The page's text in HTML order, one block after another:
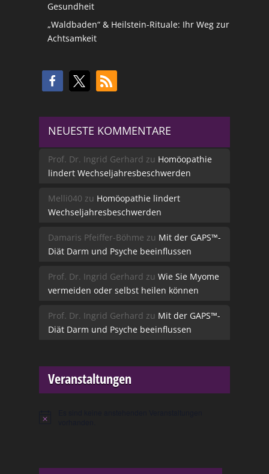
Gesundheit
„Waldbaden“ & Heilstein-Rituale: Ihr Weg zur
Achtsamkeit
NEUESTE KOMMENTARE
Prof. Dr. Ingrid Gerhard zu Homöopathie
lindert Wechseljahresbeschwerden
Melli040 zu Homöopathie lindert
Wechseljahresbeschwerden
Damaris Pfeiffer-Böhme zu Mit der GAPS™-
Diät Darm und Psyche beeinflussen
Prof. Dr. Ingrid Gerhard zu Wie Sie Myome
vermeiden oder selbst heilen können
Prof. Dr. Ingrid Gerhard zu Mit der GAPS™-
Diät Darm und Psyche beeinflussen
Veranstaltungen
Hinweis